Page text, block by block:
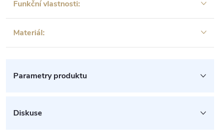
Funkční vlastnosti:
Materiál:
Parametry produktu
Diskuse